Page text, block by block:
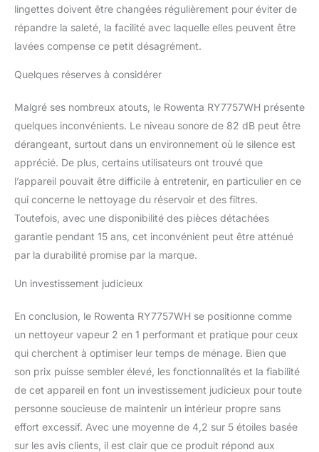
prolonge la durée de vie
de votre appareil pour un
REMPLISSAGE
PRATIQUE : le réservoir
l'appareil TRES BIEN
EQUIPE : 3 lingettes
amovibles et lavables, 2
cartouches anticalcaires,
accessoire Ultra-Glider,
10 pastilles pour le
diffuseur d'huiles
essentielles
lingettes doivent être changées régulièrement pour éviter de
répandre la saleté, la facilité avec laquelle elles peuvent être
lavées compense ce petit désagrément.
Quelques réserves à considérer
Malgré ses nombreux atouts, le Rowenta RY7757WH présente
quelques inconvénients. Le niveau sonore de 82 dB peut être
dérangeant, surtout dans un environnement où le silence est
apprécié. De plus, certains utilisateurs ont trouvé que
l’appareil pouvait être difficile à entretenir, en particulier en ce
qui concerne le nettoyage du réservoir et des filtres.
Toutefois, avec une disponibilité des pièces détachées
garantie pendant 15 ans, cet inconvénient peut être atténué
par la durabilité promise par la marque.
Un investissement judicieux
En conclusion, le Rowenta RY7757WH se positionne comme
un nettoyeur vapeur 2 en 1 performant et pratique pour ceux
qui cherchent à optimiser leur temps de ménage. Bien que
son prix puisse sembler élevé, les fonctionnalités et la fiabilité
de cet appareil en font un investissement judicieux pour toute
personne soucieuse de maintenir un intérieur propre sans
effort excessif. Avec une moyenne de 4,2 sur 5 étoiles basée
sur les avis clients, il est clair que ce produit répond aux